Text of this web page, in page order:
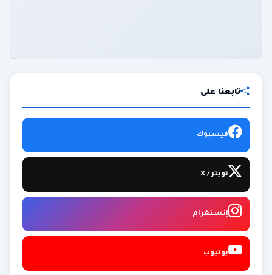
تابعنا على
فيسبوك
تويتر / X
إنستغرام
يوتيوب